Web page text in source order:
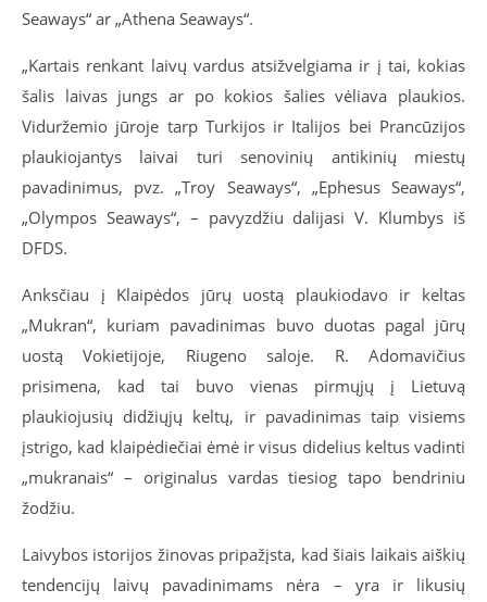
Seaways“ ar „Athena Seaways“.
„Kartais renkant laivų vardus atsižvelgiama ir į tai, kokias
šalis laivas jungs ar po kokios šalies vėliava plaukios.
Viduržemio jūroje tarp Turkijos ir Italijos bei Prancūzijos
plaukiojantys laivai turi senovinių antikinių miestų
pavadinimus, pvz. „Troy Seaways“, „Ephesus Seaways“,
„Olympos Seaways“, – pavyzdžiu dalijasi V. Klumbys iš
DFDS.
Anksčiau į Klaipėdos jūrų uostą plaukiodavo ir keltas
„Mukran“, kuriam pavadinimas buvo duotas pagal jūrų
uostą Vokietijoje, Riugeno saloje. R. Adomavičius
prisimena, kad tai buvo vienas pirmųjų į Lietuvą
plaukiojusių didžiųjų keltų, ir pavadinimas taip visiems
įstrigo, kad klaipėdiečiai ėmė ir visus didelius keltus vadinti
„mukranais“ – originalus vardas tiesiog tapo bendriniu
žodžiu.
Laivybos istorijos žinovas pripažįsta, kad šiais laikais aiškių
tendencijų laivų pavadinimams nėra – yra ir likusių